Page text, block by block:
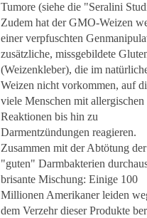
Tumore (siehe die "Seralini
Zudem hat der GMO-Weizen
einer verpfuschten
zusätzliche, missgebildete
(Weizenkleber), die im
Weizen nicht vorkommen, auf
viele Menschen mit allergischen
Reaktionen bis hin zu
Darmentzündungen reagieren.
Zusammen mit der Abtötung der
"guten" Darmbakterien
brisante Mischung: Einige 100
Millionen Amerikaner leiden
dem Verzehr dieser Produkte